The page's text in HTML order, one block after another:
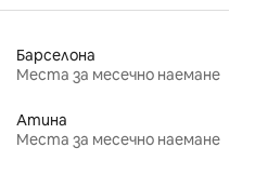
Барселона
Места за месечно наемане
Атина
Места за месечно наемане